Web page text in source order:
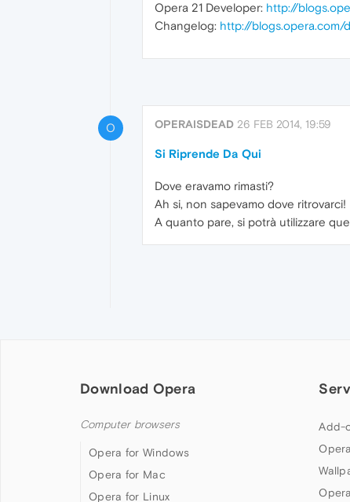
Opera 21 Developer: http://
Changelog: http://blogs.opera.com/
O OPERAISDEAD 26 FEB 2014, 19:59
Si Riprende Da Qui
Dove eravamo rimasti?
Ah si, non sapevamo dove ritrovarci!
A quanto pare, si potrà utilizzare
Download Opera
Computer browsers
Opera for Windows
Opera for Mac
Opera for Linux
Add-